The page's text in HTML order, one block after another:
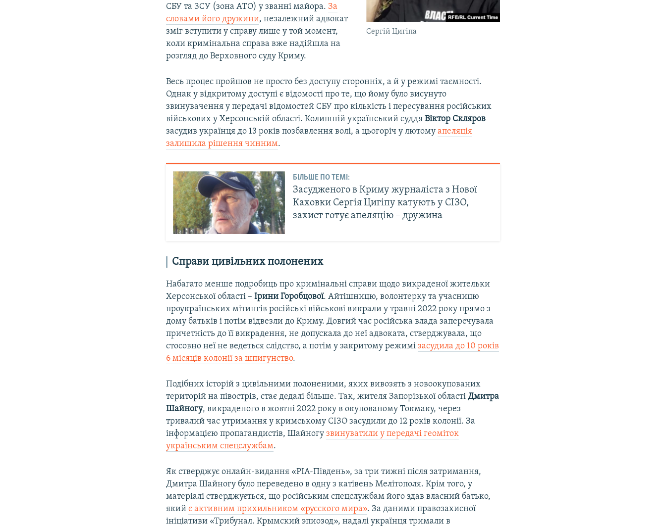
Сергій Цигіпа
СБУ та ЗСУ (зона АТО) у званні майора. За
словами його дружини, незалежний адвокат
зміг вступити у справу лише у той момент,
коли кримінальна справа вже надійшла на
розгляд до Верховного суду Криму.
Весь процес пройшов не просто без доступу сторонніх, а й у режимі таємності.
Однак у відкритому доступі є відомості про те, що йому було висунуто
звинувачення у передачі відомостей СБУ про кількість і пересування російських
військових у Херсонській області. Колишній український суддяВіктор Скляров
засудив українця до 13 років позбавлення волі, а цьогоріч у лютомуапеляція
залишила рішення чинним.
БІЛЬШЕ ПО ТЕМІ:
Засудженого в Криму журналіста з Нової
Каховки Сергія Цигіпу катують у СІЗО,
захист готує апеляцію – дружина
Справи цивільних полонених
Набагато менше подробиць про кримінальні справи щодо викраденої жительки
Херсонської області –Ірини Горобцової. Айтішницю, волонтерку та учасницю
проукраїнських мітингів російські військові викрали у травні 2022 року прямо з
дому батьків і потім відвезли до Криму. Довгий час російська влада заперечувала
причетність до її викрадення, не допускала до неї адвоката, стверджувала, що
стосовно неї не ведеться слідство, а потім у закритому режимізасудила до 10 років
6 місяців колонії за шпигунство.
Подібних історій з цивільними полоненими, яких вивозять з новоокупованих
територій на півострів, стає дедалі більше. Так, жителя Запорізької областіДмитра
Шайногу, викраденого в жовтні 2022 року в окупованому Токмаку, через
тривалий час утримання у кримському СІЗО засудили до 12 років колонії. За
інформацією пропагандистів, Шайногузвинуватили у передачі геоміток
українським спецслужбам.
Як стверджує онлайн-видання «РІА-Південь», за три тижні після затримання,
Дмитра Шайногу було переведено в одну з катівень Мелітополя. Крім того, у
матеріалі стверджується, що російським спецслужбам його здав власний батько,
якийє активним прихильником «русского мира». За даними правозахисної
ініціативи «Трибунал. Крымский эпиозод», надалі українця тримали в